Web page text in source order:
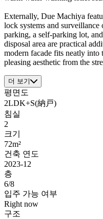
Externally, Due Machiya
lock systems and
parking, a self-parking lot,
disposal area are practical
modern facade fits neatly into
pleasing aesthetic from the
더 보기
평면도
2LDK+S(納戸)
침실
2
크기
72m²
건축 연도
2023-12
층
6/8
입주 가능 여부
Right now
구조